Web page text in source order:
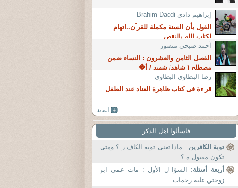
إبراهيم دادي Brahim Daddi
القول بأن السنة مكملة للقرآن..اتهام
لكتاب الله بالنقص
آحمد صبحي منصور
الفصل الثامن والعشرون : النساء ضمن
مصطلح ( شاهد/ شهيد / أ�
رضا البطاوى البطاوى
قراءة فى كتاب ظاهرة العناد عند الطفل
فاسألوا اهل الذكر
توبة الكافرين : ماذا تعنى توبة الكاف ر ؟ ومتى
تكون مقبول ة ؟...
أربعة أسئلة: السؤا ل الأول : مات عمي ابو
زوجتي عليه رحمات...